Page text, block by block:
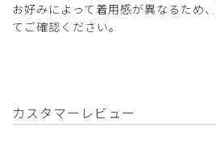
お好みによって着用感が異なるため、
てご確認ください。
カスタマーレビュー